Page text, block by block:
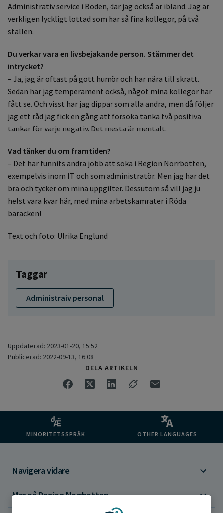
Administrativ service i Boden, där jag också är ibland. Jag är
verkligen lyckligt lottad som har så fina kollegor, på två
ställen.
Du verkar vara en livsbejakande person. Stämmer det
intrycket?
– Ja, jag är oftast på gott humör och har nära till skratt.
Sedan har jag temperament också, något mina kollegor har
fått se. Och visst har jag dippar som alla andra, men då följer
jag ett råd jag fick en gång att försöka tänka två positiva
tankar för varje negativ. Det mesta är mentalt.
Vad tänker du om framtiden?
– Det har funnits andra jobb att söka i Region Norrbotten,
exempelvis inom IT och som administratör. Men jag har det
bra och tycker om mina uppgifter. Dessutom så vill jag ju
helst vara kvar här, med mina arbetskamrater i Röda
baracken!
Text och foto: Ulrika Englund
Taggar
Administraiv personal
Uppdaterad: 2023-01-20, 15:52
Publicerad: 2022-09-13, 16:08
DELA ARTIKELN
MINORITETSSPRÅK OTHER LANGUAGES
Navigera vidare
Mer på Region Norrbotten